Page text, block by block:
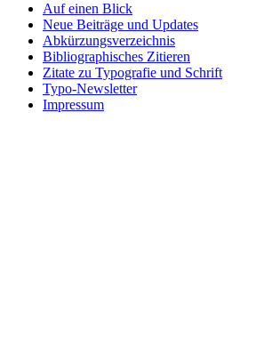
Auf einen Blick
Neue Beiträge und Updates
Abkürzungsverzeichnis
Bibliographisches Zitieren
Zitate zu Typografie und Schrift
Typo-Newsletter
Impressum